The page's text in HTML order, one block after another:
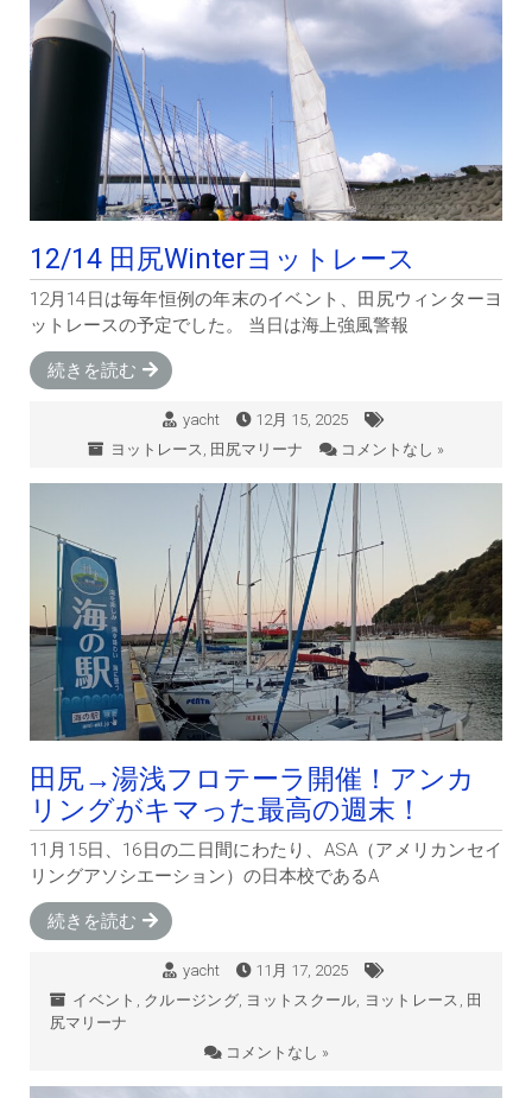
12/14 田尻Winterヨットレース
12月14日は毎年恒例の年末のイベント、田尻ウィンターヨ
ットレースの予定でした。 当日は海上強風警報
続きを読む
yacht
12月 15, 2025
ヨットレース, 田尻マリーナ コメントなし »
田尻→湯浅フロテーラ開催！アンカ
リングがキマった最高の週末！
11月15日、16日の二日間にわたり、ASA（アメリカンセイ
リングアソシエーション）の日本校であるA
続きを読む
yacht
11月 17, 2025
イベント , クルージング, ヨットスクール, ヨットレース , 田
尻マリーナ
コメントなし »